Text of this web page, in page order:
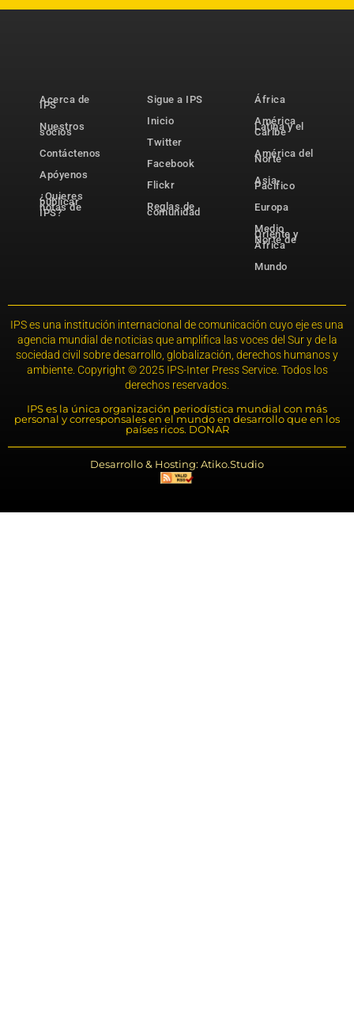
Acerca de
IPS
Nuestros
socios
Contáctenos
Apóyenos
¿Quieres
publicar
notas de
IPS?
Sigue a IPS
Inicio
Twitter
Facebook
Flickr
Reglas de
comunidad
África
América
Latina y el
Caribe
América del
Norte
Asia-
Pacífico
Europa
Medio
Oriente y
Norte de
África
Mundo
IPS es una institución internacional de comunicación cuyo eje es una
agencia mundial de noticias que amplifica las voces del Sur y de la
sociedad civil sobre desarrollo, globalización, derechos humanos y
ambiente. Copyright © 2025 IPS-Inter Press Service. Todos los
derechos reservados.
IPS es la única organización periodística mundial con más
personal y corresponsales en el mundo en desarrollo que en los
países ricos. DONAR
Desarrollo & Hosting: Atiko.Studio